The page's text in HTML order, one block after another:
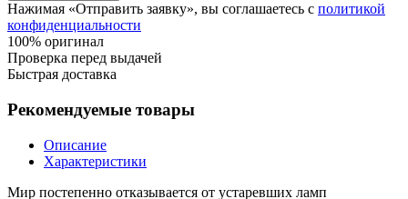
Нажимая «Отправить заявку», вы соглашаетесь с политикой
конфиденциальности
100% оригинал
Проверка перед выдачей
Быстрая доставка
Рекомендуемые товары
Описание
Характеристики
Мир постепенно отказывается от устаревших ламп